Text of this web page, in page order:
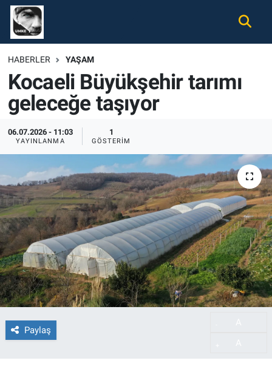
HABERLER YAŞAM
Kocaeli Büyükşehir tarımı
geleceğe taşıyor
06.07.2026 - 11:03
YAYINLANMA
1
GÖSTERIM
Paylaş
Gündem
Ekonomi
Spor
Magazin
Tüm Haberler
İletişim
Künye
Nöbetçi Eczaneler
Hava Durumu
Namaz Vakitleri
Trafik Durumu
Süper Lig Puan Durumu ve Fikstür
Tüm Manşetler
Son Dakika Haberleri
Haber Arşivi